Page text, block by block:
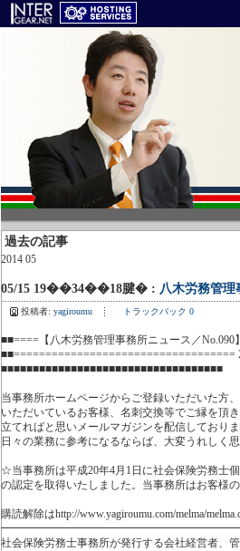
過去の記事
2014 05
05/15 19��34��18腱� : 八木労務管理
投稿者: yagiroumu トラックバック 0
■■====【八木労務管理事務所ニュース／
■■===================================
■■■■■■■■■■■■■■■■■■■■■■■■■■■■■■■■■■■
当事務所ホームページからご登録いただいた方
いただいているお客様、名刺交換等でご縁を頂
立てればと思いメールマガジンを配信しておりま
日々の業務に参考になるならば、大変うれしく思
☆当事務所は平成20年4月1日に社会保険労務士個
の認定を取得いたしました。当事務所はお客様
購読解除はhttp://www.yagiroumu.com/melma/
社会保険労務士事務所が発行する会社経営者、